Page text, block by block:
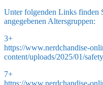
Unter folgenden Links finden
angegebenen Altersgruppen:
3+
https://www.nerdchandise-
content/uploads/2025/01/
7+
https://www.nerdchandise-